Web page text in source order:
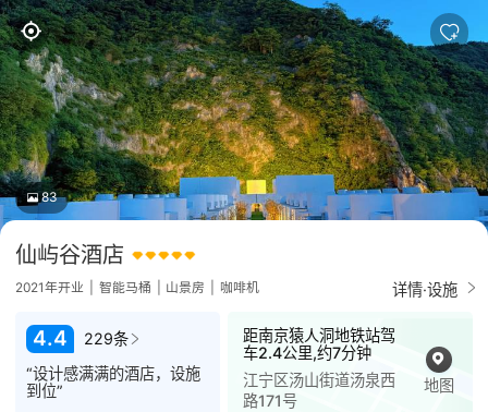
83
仙屿谷酒店
2021年开业 智能马桶 山景房 咖啡机 详情·设施
4.4
229条
“设计感满满的酒店，设施
到位”
距南京猿人洞地铁站驾
车2.4公里,约7分钟
江宁区汤山街道汤泉西
路171号
地图